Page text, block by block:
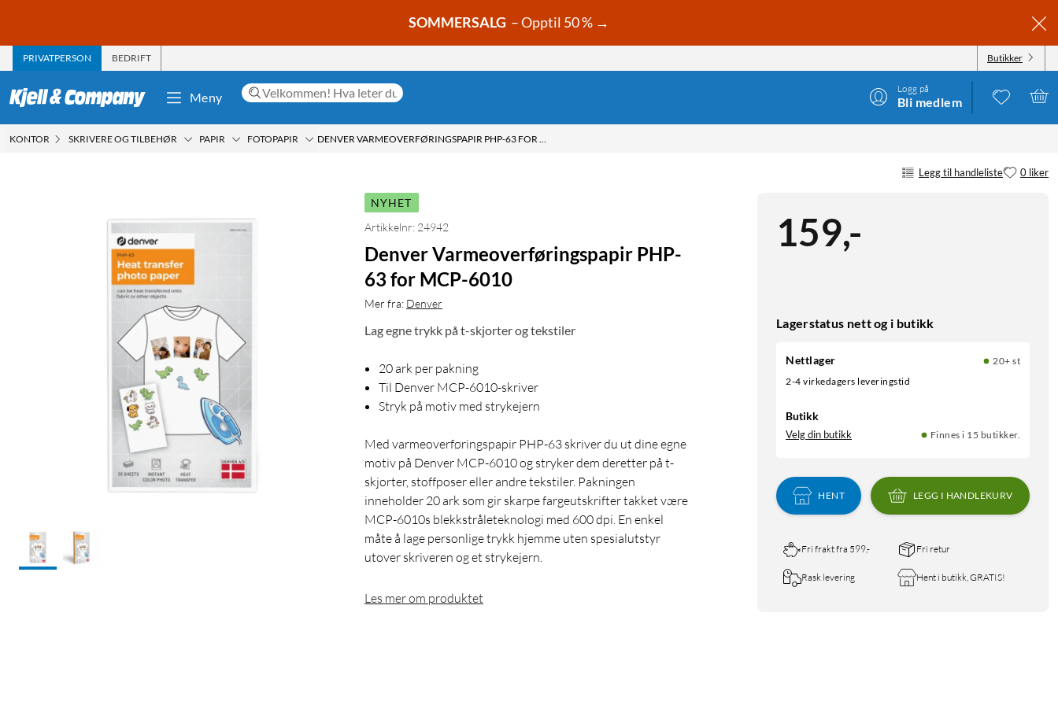
SOMMERSALG – Opptil 50 % →
PRIVATPERSON BEDRIFT Butikker
Meny
Logg på
Bli medlem
KONTOR SKRIVERE OG TILBEHØR PAPIR FOTOPAPIR DENVER VARMEOVERFØRINGSPAPIR PHP-63 FOR MCP-6010
Legg til handleliste 0 liker
159,-
Lagerstatus nett og i butikk
Nettlager
20+ st
2-4 virkedagers leveringstid
Butikk
Velg din butikk Finnes i 15 butikker.
HENT LEGG I HANDLEKURV
Fri frakt fra 599,- Fri retur
Rask levering Hent i butikk, GRATIS!
NYHET
Artikkelnr: 24942
Denver Varmeoverføringspapir PHP-
63 for MCP-6010
Mer fra: Denver
Lag egne trykk på t-skjorter og tekstiler
20 ark per pakning
Til Denver MCP-6010-skriver
Stryk på motiv med strykejern
Med varmeoverføringspapir PHP-63 skriver du ut dine egne
motiv på Denver MCP-6010 og stryker dem deretter på t-
skjorter, stoffposer eller andre tekstiler. Pakningen
inneholder 20 ark som gir skarpe fargeutskrifter takket være
MCP-6010s blekkstråleteknologi med 600 dpi. En enkel
måte å lage personlige trykk hjemme uten spesialutstyr
utover skriveren og et strykejern.
Les mer om produktet